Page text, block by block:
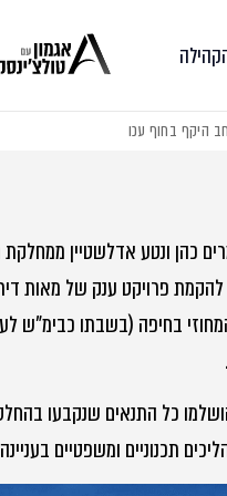
היקף בחוף עכו
כהן ונטע אדלשטיין
להקמת פרויקט ענק של מאות
בחיפה (בשבתו כבימ"ש
כל התנאים שנקבעו
תכנוניים ומשפטיים